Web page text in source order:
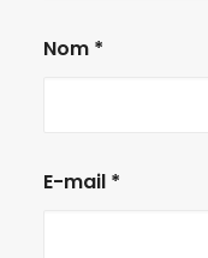
Nom *
E-mail *